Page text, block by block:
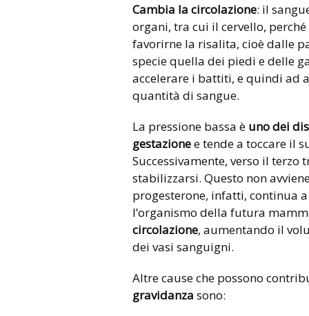
Cambia la circolazione: il
organi, tra cui il cervello,
favorirne la risalita, cioè dalle
specie quella dei piedi e delle
accelerare i battiti, e quindi ad
quantità di sangue.
La pressione bassa è uno dei
gestazionee tende a toccare il
Successivamente, verso il
stabilizzarsi. Questo non
progesterone, infatti, continua
l’organismo della futura
circolazione, aumentando il
dei vasi sanguigni.
Altre cause che possono
gravidanza sono: